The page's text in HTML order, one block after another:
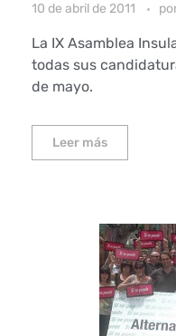
10 de abril de 2011
La IX Asamblea
todas sus
de mayo.
Leer más